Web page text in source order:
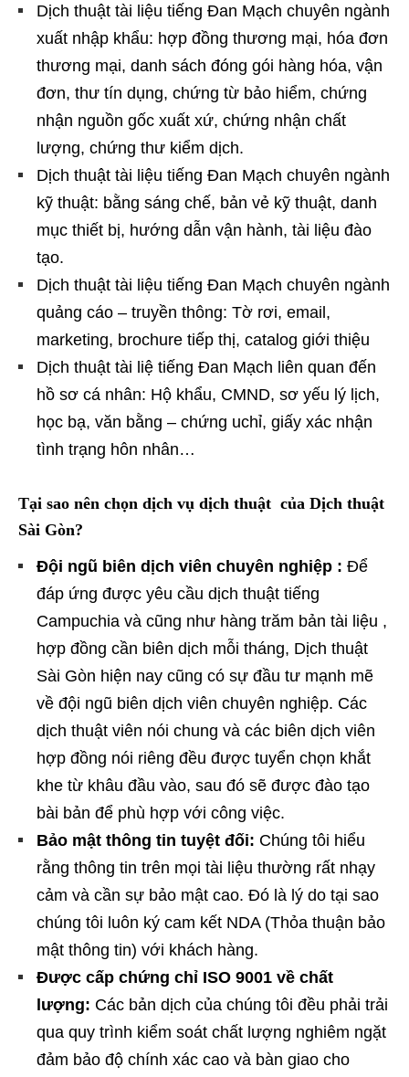
Dịch thuật tài liệu tiếng Đan Mạch chuyên ngành
xuất nhập khẩu: hợp đồng thương mại, hóa đơn
thương mại, danh sách đóng gói hàng hóa, vận
đơn, thư tín dụng, chứng từ bảo hiểm, chứng
nhận nguồn gốc xuất xứ, chứng nhận chất
lượng, chứng thư kiểm dịch.
Dịch thuật tài liệu tiếng Đan Mạch chuyên ngành
kỹ thuật: bằng sáng chế, bản vẻ kỹ thuật, danh
mục thiết bị, hướng dẫn vận hành, tài liệu đào
tạo.
Dịch thuật tài liệu tiếng Đan Mạch chuyên ngành
quảng cáo – truyền thông: Tờ rơi, email,
marketing, brochure tiếp thị, catalog giới thiệu
Dịch thuật tài liệ tiếng Đan Mạch liên quan đến
hồ sơ cá nhân: Hộ khẩu, CMND, sơ yếu lý lịch,
học bạ, văn bằng – chứng uchỉ, giấy xác nhận
tình trạng hôn nhân…
Tại sao nên chọn dịch vụ dịch thuật của Dịch thuật
Sài Gòn?
Đội ngũ biên dịch viên chuyên nghiệp : Để
đáp ứng được yêu cầu dịch thuật tiếng
Campuchia và cũng như hàng trăm bản tài liệu ,
hợp đồng cần biên dịch mỗi tháng, Dịch thuật
Sài Gòn hiện nay cũng có sự đầu tư mạnh mẽ
về đội ngũ biên dịch viên chuyên nghiệp. Các
dịch thuật viên nói chung và các biên dịch viên
hợp đồng nói riêng đều được tuyển chọn khắt
khe từ khâu đầu vào, sau đó sẽ được đào tạo
bài bản để phù hợp với công việc.
Bảo mật thông tin tuyệt đối: Chúng tôi hiểu
rằng thông tin trên mọi tài liệu thường rất nhạy
cảm và cần sự bảo mật cao. Đó là lý do tại sao
chúng tôi luôn ký cam kết NDA (Thỏa thuận bảo
mật thông tin) với khách hàng.
Được cấp chứng chỉ ISO 9001 về chất
lượng: Các bản dịch của chúng tôi đều phải trải
qua quy trình kiểm soát chất lượng nghiêm ngặt
đảm bảo độ chính xác cao và bàn giao cho